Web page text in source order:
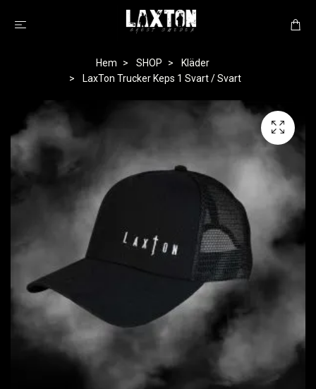
Hem SHOP
Kläder
LaxTon Trucker Keps 1 Svart / Svart